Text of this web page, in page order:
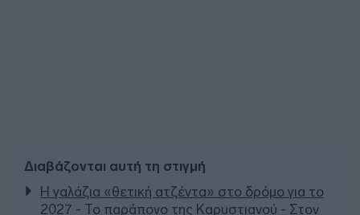
Διαβάζονται αυτή τη στιγμή
Η γαλάζια «θετική ατζέντα» στο δρόμο για το
2027 - Το παράπονο της Καρυστιανού - Στον